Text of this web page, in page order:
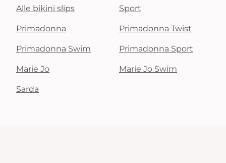
Alle bikini slips Sport
Primadonna Primadonna Twist
Primadonna Swim Primadonna Sport
Marie Jo Marie Jo Swim
Sarda